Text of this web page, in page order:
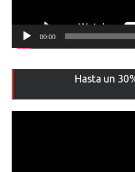
00:00
Hasta un